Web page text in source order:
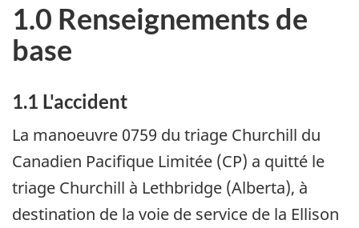
1.0 Renseignements de
base
1.1 L'accident
La manoeuvre 0759 du triage Churchill du
Canadien Pacifique Limitée (CP) a quitté le
triage Churchill à Lethbridge (Alberta), à
destination de la voie de service de la Ellison